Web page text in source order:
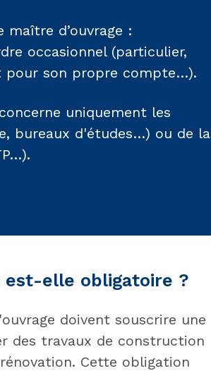
maître d’ouvrage :
occasionnel (particulier,
son propre compte…).
concerne uniquement les
bureaux d'études…) ou de la
est-elle obligatoire ?
doivent souscrire une
des travaux de construction
Cette obligation